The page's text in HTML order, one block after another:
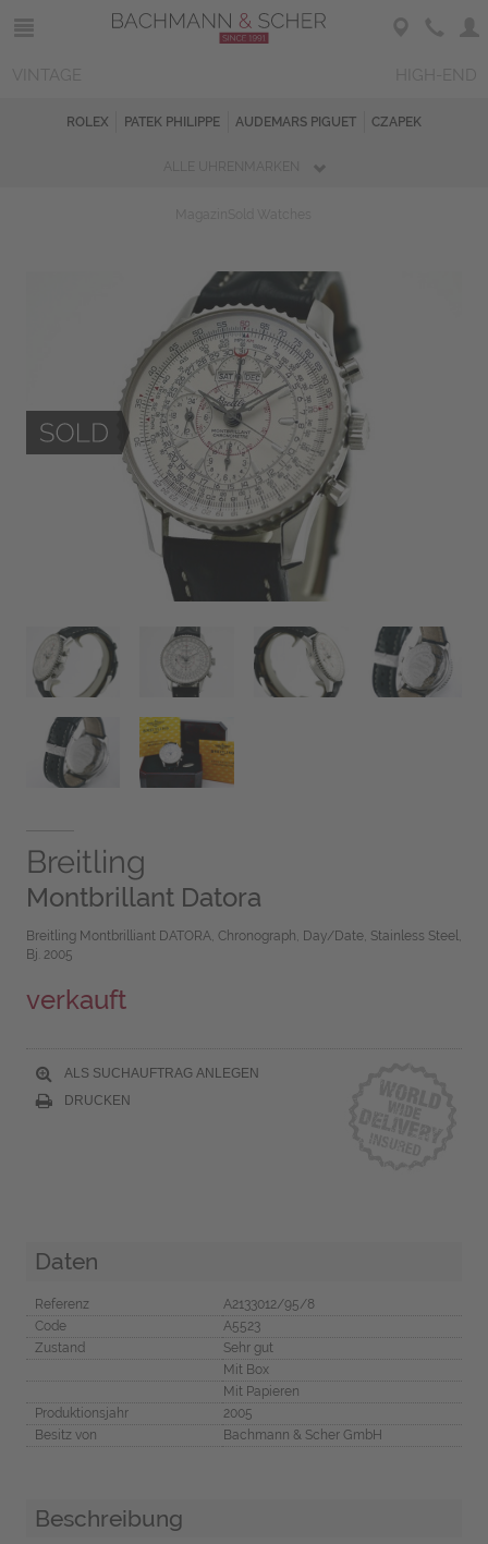
ROLEX PATEK PHILIPPE AUDEMARS PIGUET CZAPEK
Breitling
Montbrillant Datora
Breitling Montbrilliant DATORA, Chronograph, Day/Date, Stainless Steel,
Bj. 2005
verkauft
ALS SUCHAUFTRAG ANLEGEN
DRUCKEN
Daten
Referenz
A2133012/95/8
Code
A5523
Zustand
Sehr gut
Mit Box
Mit Papieren
Produktionsjahr
2005
Besitz von
Bachmann & Scher GmbH
Beschreibung